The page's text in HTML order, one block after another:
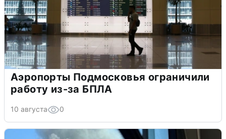
Аэропорты Подмосковья ограничили
работу из-за БПЛА
10 августа 0